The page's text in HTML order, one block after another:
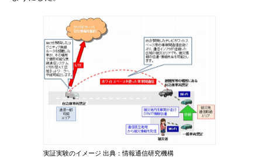
実証実験のイメージ 出典：情報通信研究機構